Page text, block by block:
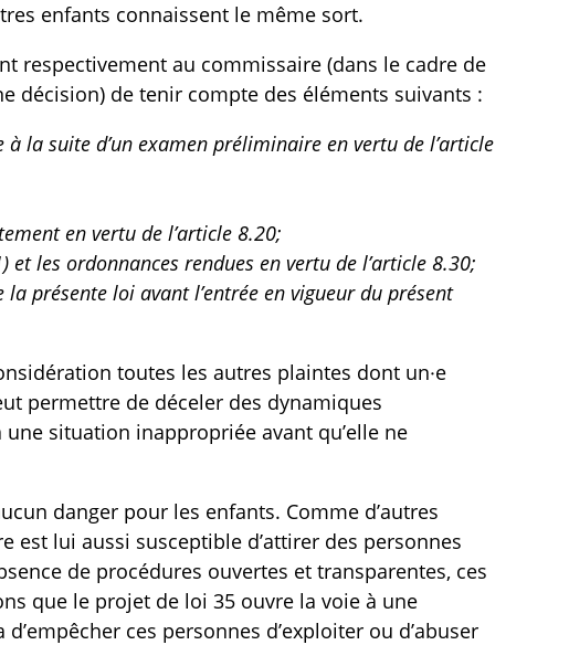
enfants connaissent le même sort.
respectivement au commissaire (dans le cadre de
décision) de tenir compte des éléments suivants :
la suite d’un examen préliminaire en vertu de l’article
en vertu de l’article 8.20;
les ordonnances rendues en vertu de l’article 8.30;
présente loi avant l’entrée en vigueur du présent
toutes les autres plaintes dont un·e
permettre de déceler des dynamiques
situation inappropriée avant qu’elle ne
danger pour les enfants. Comme d’autres
lui aussi susceptible d’attirer des personnes
de procédures ouvertes et transparentes, ces
que le projet de loi 35 ouvre la voie à une
ces personnes d’exploiter ou d’abuser